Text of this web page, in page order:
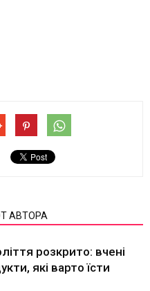
АВТОРА
розкрито: вчені
які варто їсти